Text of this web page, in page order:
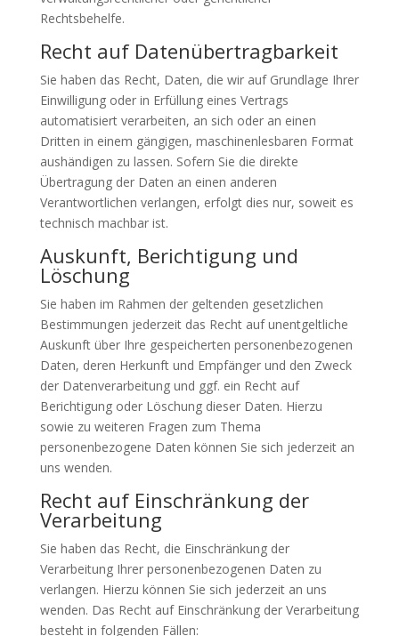
Rechtsbehelfe.
Recht auf Daten­übertrag­barkeit
Sie haben das Recht, Daten, die wir auf Grundlage Ihrer
Einwilligung oder in Erfüllung eines Vertrags
automatisiert verarbeiten, an sich oder an einen
Dritten in einem gängigen, maschinenlesbaren Format
aushändigen zu lassen. Sofern Sie die direkte
Übertragung der Daten an einen anderen
Verantwortlichen verlangen, erfolgt dies nur, soweit es
technisch machbar ist.
Auskunft, Berichtigung und
Löschung
Sie haben im Rahmen der geltenden gesetzlichen
Bestimmungen jederzeit das Recht auf unentgeltliche
Auskunft über Ihre gespeicherten personenbezogenen
Daten, deren Herkunft und Empfänger und den Zweck
der Datenverarbeitung und ggf. ein Recht auf
Berichtigung oder Löschung dieser Daten. Hierzu
sowie zu weiteren Fragen zum Thema
personenbezogene Daten können Sie sich jederzeit an
uns wenden.
Recht auf Einschränkung der
Verarbeitung
Sie haben das Recht, die Einschränkung der
Verarbeitung Ihrer personenbezogenen Daten zu
verlangen. Hierzu können Sie sich jederzeit an uns
wenden. Das Recht auf Einschränkung der Verarbeitung
besteht in folgenden Fällen: